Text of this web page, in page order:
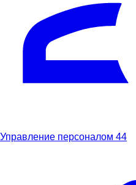
Управление персоналом 44